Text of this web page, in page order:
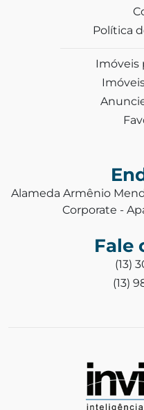
Política
Imóveis
Alameda Armênio
Corporate -
Fale
(13)
(13)